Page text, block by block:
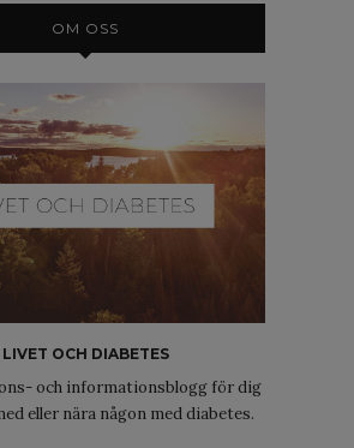
OM OSS
LIVET OCH DIABETES
och informationsblogg för dig
eller nära någon med diabetes.